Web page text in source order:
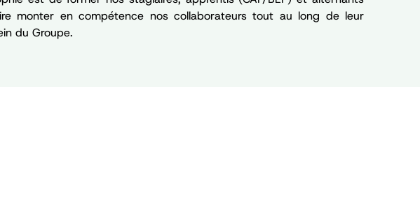
monter en compétence nos collaborateurs tout au long de leur
du Groupe.